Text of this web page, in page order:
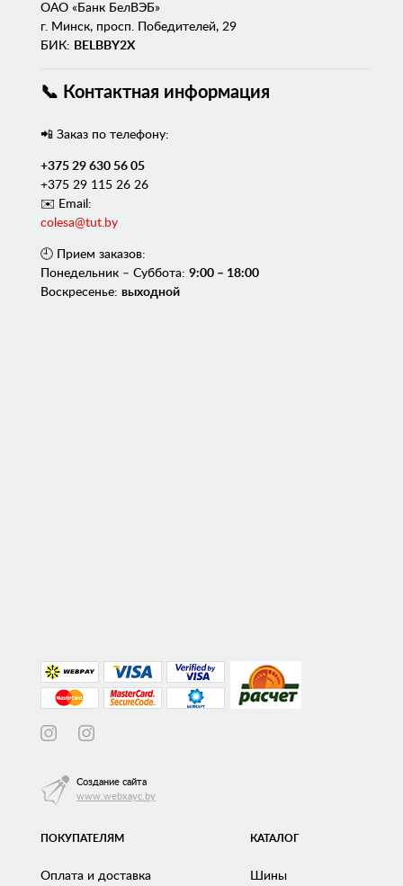
ПОКУПАТЕЛЯМ
Оплата и доставка
КАТАЛОГ
Шины
ОАО «Банк БелВЭБ»
г. Минск, просп. Победителей, 29
БИК: BELBBY2X
📞 Контактная информация
📲 Заказ по телефону:
+375 29 630 56 05
+375 29 115 26 26
✉️ Email:
colesa@tut.by
🕘 Прием заказов:
Понедельник – Суббота: 9:00 – 18:00
Воскресенье: выходной
Создание сайта
www.webxayc.by